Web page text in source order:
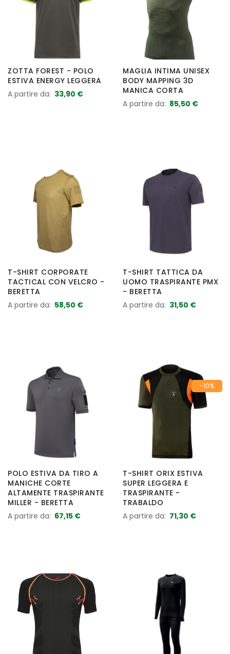
ZOTTA FOREST - POLO
ESTIVA ENERGY LEGGERA
A partire da 33,90 €
MAGLIA INTIMA UNISEX
BODY MAPPING 3D
MANICA CORTA
A partire da 85,50 €
T-SHIRT CORPORATE
TACTICAL CON VELCRO -
BERETTA
A partire da 58,50 €
T-SHIRT TATTICA DA
UOMO TRASPIRANTE PMX
- BERETTA
A partire da 31,50 €
POLO ESTIVA DA TIRO A
MANICHE CORTE
ALTAMENTE TRASPIRANTE
MILLER - BERETTA
A partire da 67,15 €
-10%
T-SHIRT ORIX ESTIVA
SUPER LEGGERA E
TRASPIRANTE -
TRABALDO
A partire da 71,30 €